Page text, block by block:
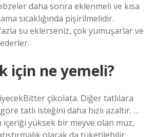
daha sonra eklenmeli ve kısa
sıcaklığında pişirilmelidir.
su eklerseniz, çok yumuşarlar ve
için ne yemeli?
çikolata. Diğer tatlılara
tatlı isteğini daha hızlı azaltır. …
yüksek bir meyve olan muz,